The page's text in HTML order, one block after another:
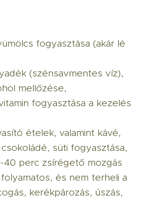
fogyasztása (akár lé
(szénsavmentes víz),
mellőzése,
fogyasztása a kezelés
ételek, valamint kávé,
süti fogyasztása,
40 perc zsírégető mozgás
és nem terheli a
kerékpározás, úszás,